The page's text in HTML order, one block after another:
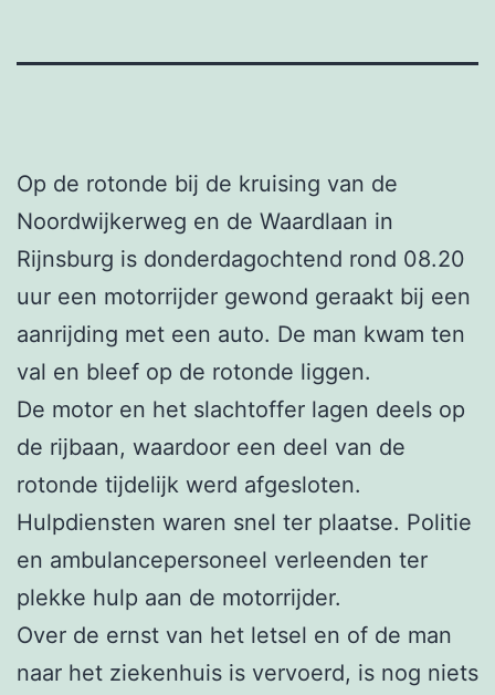
Op de rotonde bij de kruising van de
Noordwijkerweg en de Waardlaan in
Rijnsburg is donderdagochtend rond 08.20
uur een motorrijder gewond geraakt bij een
aanrijding met een auto. De man kwam ten
val en bleef op de rotonde liggen.
De motor en het slachtoffer lagen deels op
de rijbaan, waardoor een deel van de
rotonde tijdelijk werd afgesloten.
Hulpdiensten waren snel ter plaatse. Politie
en ambulancepersoneel verleenden ter
plekke hulp aan de motorrijder.
Over de ernst van het letsel en of de man
naar het ziekenhuis is vervoerd, is nog niets